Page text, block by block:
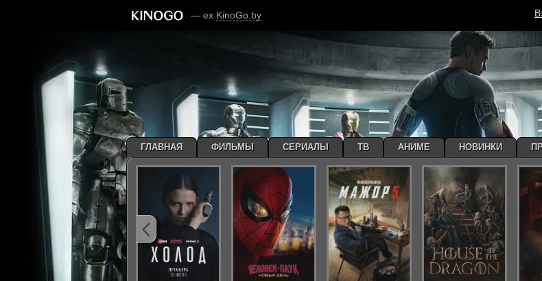
— ex KinoGo.by
ГЛАВНАЯ ФИЛЬМЫ СЕРИАЛЫ ТВ АНИМЕ НОВИНКИ